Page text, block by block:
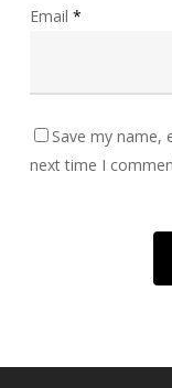
Email *
Save my name,
next time I